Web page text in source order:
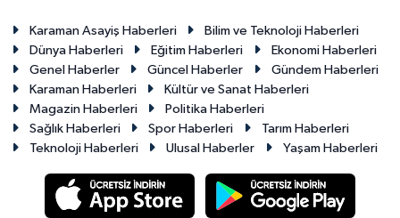
Karaman Asayiş Haberleri
Bilim ve Teknoloji Haberleri
Dünya Haberleri
Eğitim Haberleri
Ekonomi Haberleri
Genel Haberler
Güncel Haberler
Gündem Haberleri
Karaman Haberleri
Kültür ve Sanat Haberleri
Magazin Haberleri
Politika Haberleri
Sağlık Haberleri
Spor Haberleri
Tarım Haberleri
Teknoloji Haberleri
Ulusal Haberler Yaşam Haberleri